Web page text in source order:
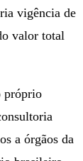
vigência de
valor total
próprio
a órgãos da